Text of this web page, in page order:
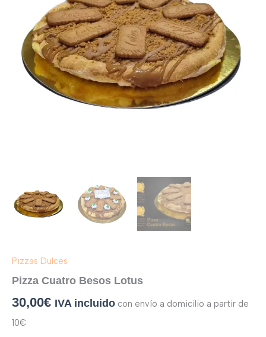
Pizzas Dulces
Pizza Cuatro Besos Lotus
30,00€ IVA incluido con envío a domicilio a partir de
10€